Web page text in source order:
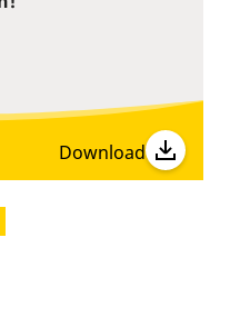
Download